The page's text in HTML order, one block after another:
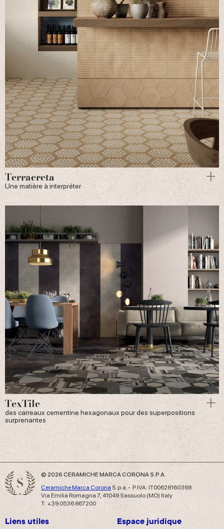
Terracreta
Une matière à interpréter
TexTile
des carreaux cementine hexagonaux pour des superpositions
surprenantes
© 2026 CERAMICHE MARCA CORONA S.P.A.
Ceramiche Marca Corona S.p.a. - P.IVA: IT00628160368
Via Emilia Romagna 7, 41049 Sassuolo (MO) Italy
T: +39 0536 867200
Liens utiles Espace juridique